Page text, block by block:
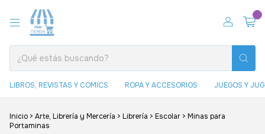
LIBROS, REVISTAS Y COMICS ROPA Y ACCESORIOS JUEGOS Y
Inicio > Arte, Librería y Mercería > Librería > Escolar > Minas para
Portaminas